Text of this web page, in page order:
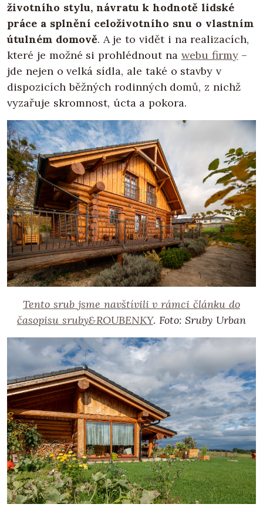
životního stylu, návratu k hodnotě lidské
práce a splnění celoživotního snu o vlastním
útulném domově. A je to vidět i na realizacích,
které je možné si prohlédnout na webu firmy–
jde nejen o velká sídla, ale také o stavby v
dispozicích běžných rodinných domů, z nichž
vyzařuje skromnost, úcta a pokora.
Tento srub jsme navštívili v rámci článku do
časopisu sruby&ROUBENKY. Foto: Sruby Urban